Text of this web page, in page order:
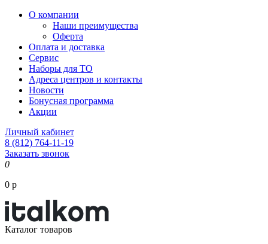
О компании
Наши преимущества
Оферта
Оплата и доставка
Сервис
Наборы для ТО
Адреса центров и контакты
Новости
Бонусная программа
Акции
Личный кабинет
8 (812) 764-11-19
Заказать звонок
0
0 р
Каталог товаров